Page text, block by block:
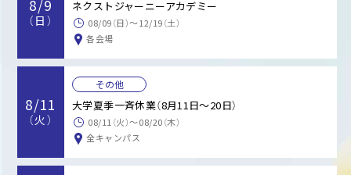
8/9
（日）
ネクストジャーニーアカデミー
08/09（日）〜12/19（土）
各会場
8/11
（火）
その他
大学夏季一斉休業（8月11日～20日）
08/11（火）〜08/20（木）
全キャンパス